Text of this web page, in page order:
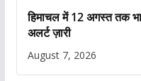
हिमाचल में 12 अगस्त तक
अलर्ट ज़ारी
August 7, 2026